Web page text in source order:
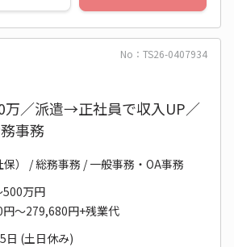
No：TS26-0407934
万／派遣→正社員で収入UP／
事務
） / 総務事務 / 一般事務・OA事務
500万円
～279,680円+残業代
日 (土日休み)